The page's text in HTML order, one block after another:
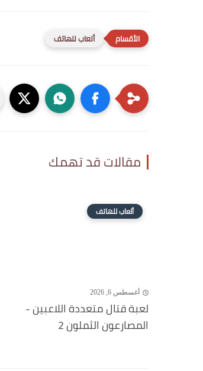
ألعاب للهاتف
مقالات قد تهمك
ألعاب للهاتف
أغسطس 6, 2026
لعبة قتال متعددة اللاعبين -
المصارعون الثملون 2